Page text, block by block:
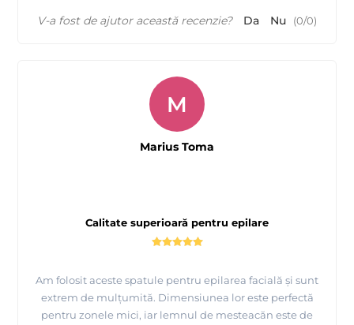
V-a fost de ajutor această recenzie? Da Nu (0/0)
Calitate superioară pentru epilare
Am folosit aceste spatule pentru epilarea facială și sunt
extrem de mulțumită. Dimensiunea lor este perfectă
pentru zonele mici, iar lemnul de mesteacăn este de
M
Marius Toma